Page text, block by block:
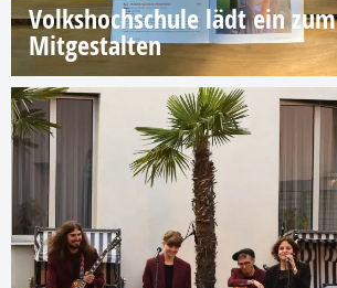
Volkshochschule lädt ein zum
Mitgestalten